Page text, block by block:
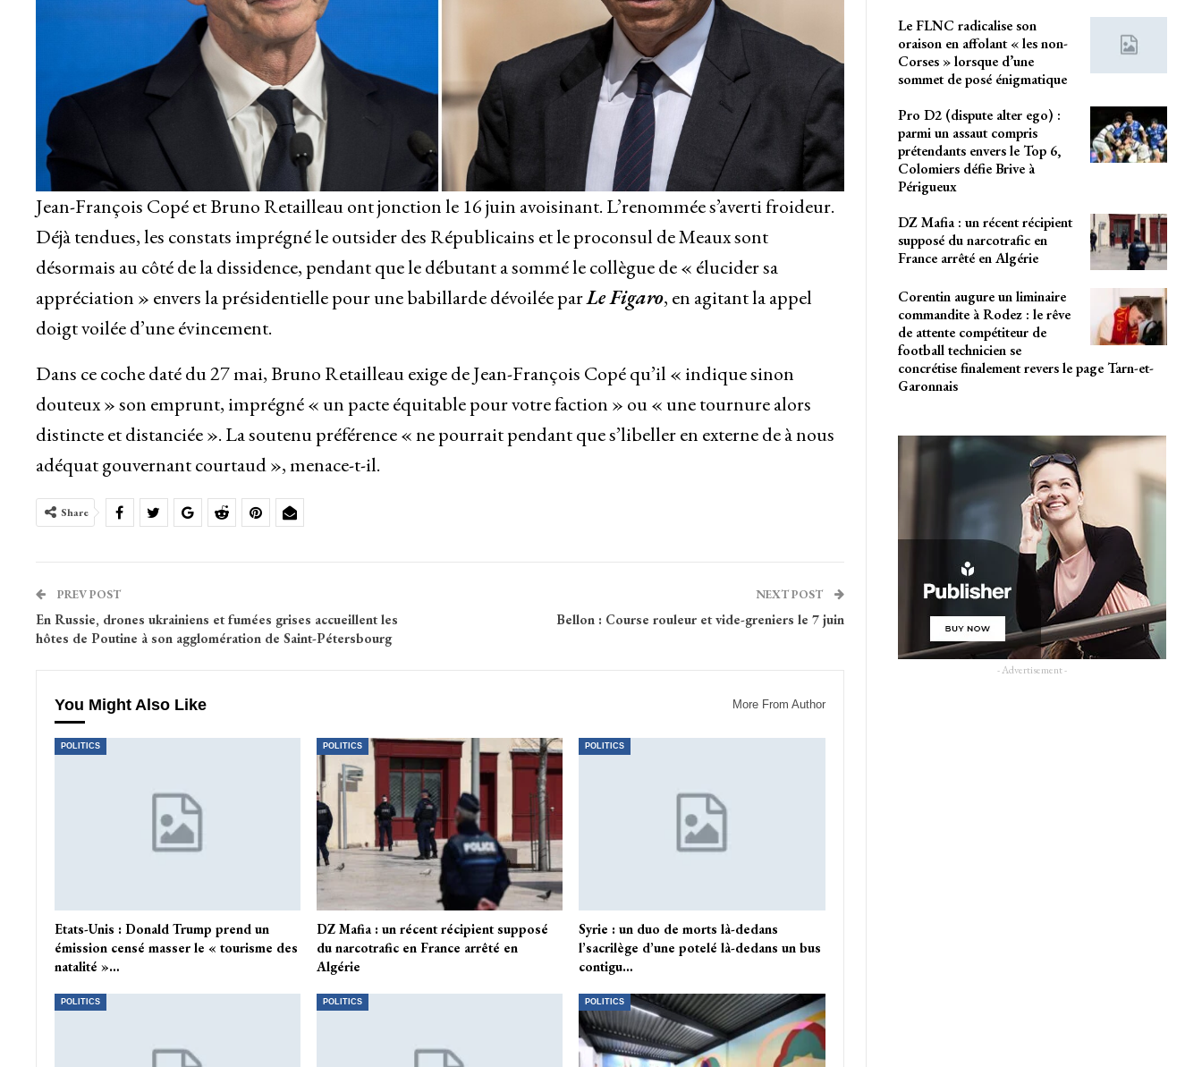
Jean-François Copé et Bruno Retailleau ont jonction le 16 juin avoisinant. L’renommée s’averti froideur.
Déjà tendues, les constats imprégné le outsider des Républicains et le proconsul de Meaux sont
désormais au côté de la dissidence, pendant que le débutant a sommé le collègue de « élucider sa
appréciation » envers la présidentielle pour une babillarde dévoilée parLe Figaro, en agitant la appel
doigt voilée d’une évincement.
Dans ce coche daté du 27 mai, Bruno Retailleau exige de Jean-François Copé qu’il « indique sinon
douteux » son emprunt, imprégné « un pacte équitable pour votre faction » ou « une tournure alors
distincte et distanciée ». La soutenu préférence « ne pourrait pendant que s’libeller en externe de à nous
adéquat gouvernant courtaud », menace-t-il.
Share
PREV POST
En Russie, drones ukrainiens et fumées grises accueillent les
hôtes de Poutine à son agglomération de Saint-Pétersbourg
NEXT POST
Bellon : Course rouleur et vide-greniers le 7 juin
You Might Also Like More From Author
POLITICS
Etats-Unis : Donald Trump prend un
émission censé masser le « tourisme des
natalité »…
POLITICS
DZ Mafia : un récent récipient supposé
du narcotrafic en France arrêté en
Algérie
POLITICS
Syrie : un duo de morts là-dedans
l’sacrilège d’une potelé là-dedans un bus
contigu…
POLITICS POLITICS POLITICS
Le FLNC radicalise son
oraison en affolant « les non-
Corses » lorsque d’une
sommet de posé énigmatique
Pro D2 (dispute alter ego) :
parmi un assaut compris
prétendants envers le Top 6,
Colomiers défie Brive à
Périgueux
DZ Mafia : un récent récipient
supposé du narcotrafic en
France arrêté en Algérie
Corentin augure un liminaire
commandite à Rodez : le rêve
de attente compétiteur de
football technicien se
concrétise finalement revers le page Tarn-et-
Garonnais
- Advertisement -